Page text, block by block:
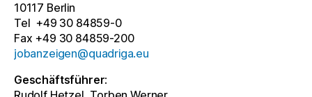
10117 Berlin
Tel +49 30 84859-0
Fax +49 30 84859-200
jobanzeigen@​quadriga.eu
Geschäftsführer: